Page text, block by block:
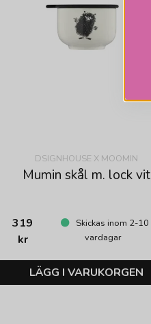
DSIGNHOUSE X MOOMIN
Mumin skål m. lock vit
319
kr
Skickas inom 2-10
vardagar
LÄGG I VARUKORGEN